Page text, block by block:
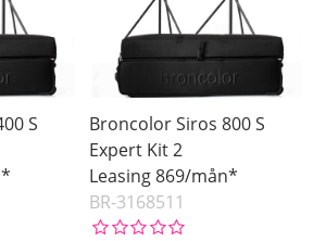
S
Broncolor Siros 800 S
Expert Kit 2
Leasing 869/mån*
BR-3168511